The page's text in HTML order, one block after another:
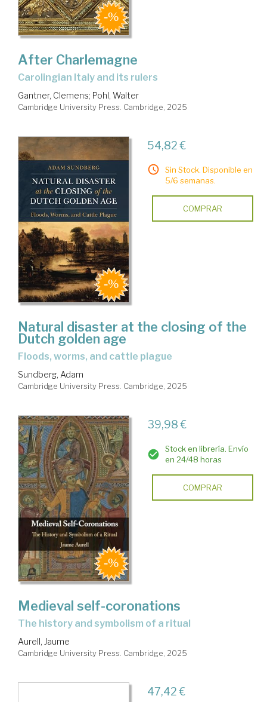
After Charlemagne
Carolingian Italy and its rulers
Gantner, Clemens; Pohl, Walter
Cambridge University Press. Cambridge, 2025
54,82 €
Sin Stock. Disponible en
5/6 semanas.
COMPRAR
Natural disaster at the closing of the
Dutch golden age
floods, worms, and cattle plague
Sundberg, Adam
Cambridge University Press. Cambridge, 2025
39,98 €
Stock en librería. Envío
en 24/48 horas
COMPRAR
Medieval self-coronations
the history and symbolism of a ritual
Aurell, Jaume
Cambridge University Press. Cambridge, 2025
47,42 €